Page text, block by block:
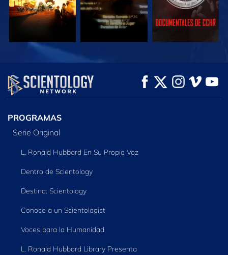
VE
EXPLORA LAS
SERIES
PROGRAMAS
Serie Original
L. Ronald Hubbard En Su Propia Voz
Dentro de Scientology
Destino: Scientology
Conoce a un Scientologist
Voces para la Humanidad
L. Ronald Hubbard Library Presenta